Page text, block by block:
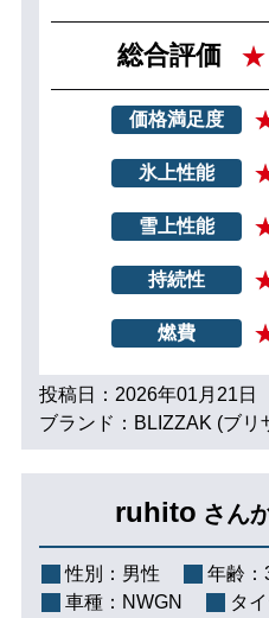
総合評価
価格満足度
氷上性能
雪上性能
持続性
燃費
投稿日：2026年01月21日
ブランド：BLIZZAK (ブリ
ruhito さん
性別： 男性 年齢：
車種： NWGN タ